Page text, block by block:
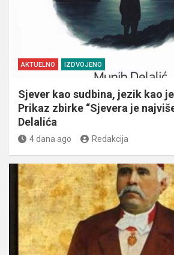
AKTUELNO IZDVOJENO
Sjever kao sudbina, jezik kao
Prikaz zbirke “Sjevera je
Delalića
4 dana ago Redakcija